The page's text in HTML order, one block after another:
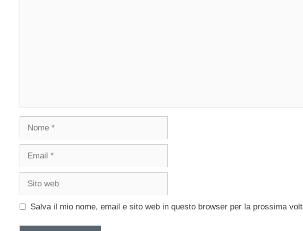
Salva il mio nome, email e sito web in questo browser per la prossima